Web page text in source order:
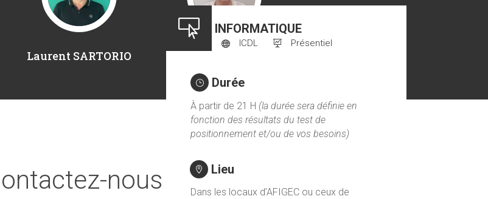
Laurent SARTORIO Denise CHERON
nous !
 INFORMATIQUE
 ICDL  Présentiel
} Durée
À partir de 21 H (la durée sera définie en
fonction des résultats du test de
positionnement et/ou de vos besoins)
 Lieu
Dans les locaux d’AFIGEC ou ceux de